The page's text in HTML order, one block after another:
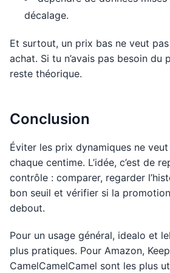
décalage.
Et surtout, un prix bas ne veut
achat. Si tu n’avais pas besoin du
reste théorique.
Conclusion
Éviter les prix dynamiques ne
chaque centime. L’idée, c’est de
contrôle : comparer, regarder
bon seuil et vérifier si la
debout.
Pour un usage général, idealo et
plus pratiques. Pour Amazon,
CamelCamelCamel sont les plus